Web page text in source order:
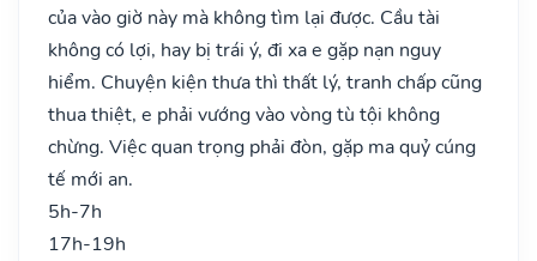
của vào giờ này mà không tìm lại được. Cầu tài
không có lợi, hay bị trái ý, đi xa e gặp nạn nguy
hiểm. Chuyện kiện thưa thì thất lý, tranh chấp cũng
thua thiệt, e phải vướng vào vòng tù tội không
chừng. Việc quan trọng phải đòn, gặp ma quỷ cúng
tế mới an.
5h-7h
17h-19h